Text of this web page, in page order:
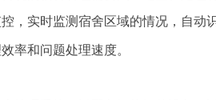
，实时监测宿舍区域的情况，自动
率和问题处理速度。